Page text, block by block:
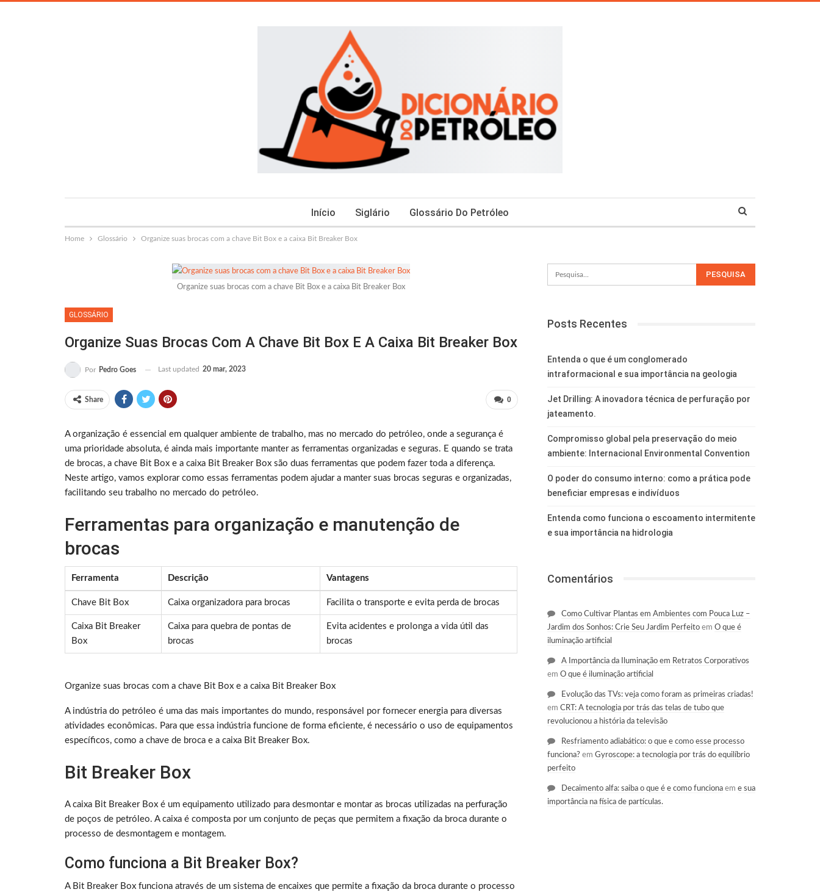
Início Siglário Glossário Do Petróleo
Home Glossário Organize suas brocas com a chave Bit Box e a caixa Bit Breaker Box
Organize suas brocas com a chave Bit Box e a caixa Bit Breaker Box
GLOSSÁRIO
Organize Suas Brocas Com A Chave Bit Box E A Caixa Bit Breaker Box
Por Pedro Goes Last updated 20 mar, 2023
0
Share
A organização é essencial em qualquer ambiente de trabalho, mas no mercado do petróleo, onde a segurança é
uma prioridade absoluta, é ainda mais importante manter as ferramentas organizadas e seguras. E quando se trata
de brocas, a chave Bit Box e a caixa Bit Breaker Box são duas ferramentas que podem fazer toda a diferença.
Neste artigo, vamos explorar como essas ferramentas podem ajudar a manter suas brocas seguras e organizadas,
facilitando seu trabalho no mercado do petróleo.
Ferramentas para organização e manutenção de
brocas
Ferramenta Descrição Vantagens
Chave Bit Box Caixa organizadora para brocas Facilita o transporte e evita perda de brocas
Caixa Bit Breaker
Box
Caixa para quebra de pontas de
brocas
Evita acidentes e prolonga a vida útil das
brocas
Organize suas brocas com a chave Bit Box e a caixa Bit Breaker Box
A indústria do petróleo é uma das mais importantes do mundo, responsável por fornecer energia para diversas
atividades econômicas. Para que essa indústria funcione de forma eficiente, é necessário o uso de equipamentos
específicos, como a chave de broca e a caixa Bit Breaker Box.
Bit Breaker Box
A caixa Bit Breaker Box é um equipamento utilizado para desmontar e montar as brocas utilizadas na perfuração
de poços de petróleo. A caixa é composta por um conjunto de peças que permitem a fixação da broca durante o
processo de desmontagem e montagem.
Como funciona a Bit Breaker Box?
A Bit Breaker Box funciona através de um sistema de encaixes que permite a fixação da broca durante o processo
Posts Recentes
Entenda o que é um conglomerado
intraformacional e sua importância na geologia
Jet Drilling: A inovadora técnica de perfuração por
jateamento.
Compromisso global pela preservação do meio
ambiente: Internacional Environmental Convention
O poder do consumo interno: como a prática pode
beneficiar empresas e indivíduos
Entenda como funciona o escoamento intermitente
e sua importância na hidrologia
Comentários
Como Cultivar Plantas em Ambientes com Pouca Luz –
Jardim dos Sonhos: Crie Seu Jardim Perfeitoem O que é
iluminação artificial
A Importância da Iluminação em Retratos Corporativos
em O que é iluminação artificial
Evolução das TVs: veja como foram as primeiras criadas!
em CRT: A tecnologia por trás das telas de tubo que
revolucionou a história da televisão
Resfriamento adiabático: o que e como esse processo
funciona?em Gyroscope: a tecnologia por trás do equilíbrio
perfeito
Decaimento alfa: saiba o que é e como funcionaem e sua
importância na física de partículas.